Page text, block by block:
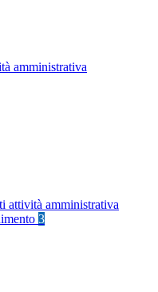
amministrativa
attività amministrativa
3